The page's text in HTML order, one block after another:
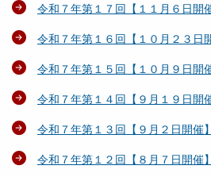
令和７年第１７回【１１月６日開
令和７年第１６回【１０月２３日
令和７年第１５回【１０月９日開
令和７年第１４回【９月１９日開
令和７年第１３回【９月２日開催】
令和７年第１２回【８月７日開催】